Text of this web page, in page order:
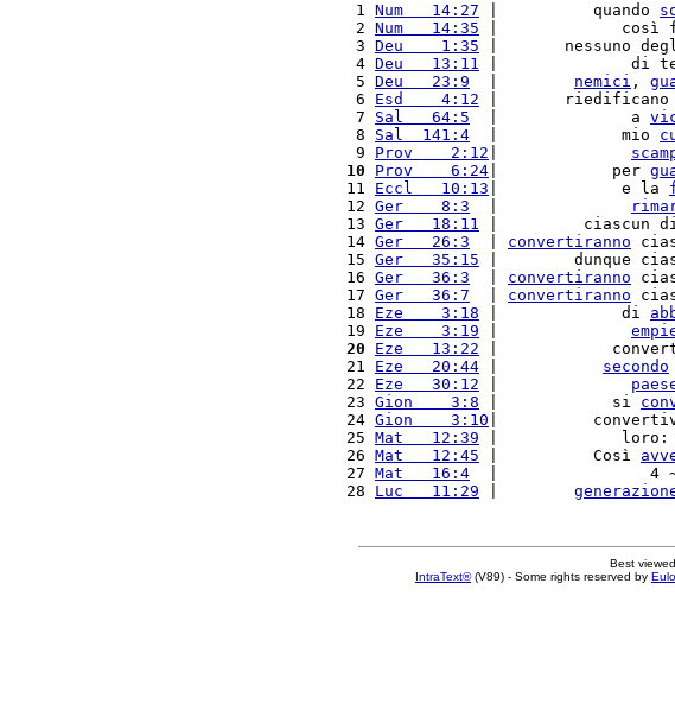
1 Num   14:27 |          quando
2 Num   14:35 |             così
3 Deu    1:35 |       nessuno
4 Deu   13:11 |              di te
5 Deu   23:9 nemici ,
6 Esd    4:12 |       riedificano
7 Sal   64:5
  |              a
8 Sal  141:4
  |             mio
9 Prov    2:12
10
Prov    6:24 |            per
11 Eccl   10:13 |             e la
12 Ger    8:3
13 Ger   18:11 |         ciascun di
14 Ger   26:3 convertiranno
15 Ger   35:15 |        dunque
16 Ger   36:3 convertiranno
17 Ger   36:7 convertiranno
18 Eze    3:18 |             di
19 Eze    3:19
20
Eze   13:22 |
21 Eze   20:44 secondo
22 Eze   30:12
23 Gion    3:8 |            si
24 Gion    3:10 |
25 Mat   12:39 |             loro:
26 Mat   12:45 |          Così
27 Mat   16:4
|                4
28 Luc   11:29
Best
IntraText®(V89) - Some rights reserved by